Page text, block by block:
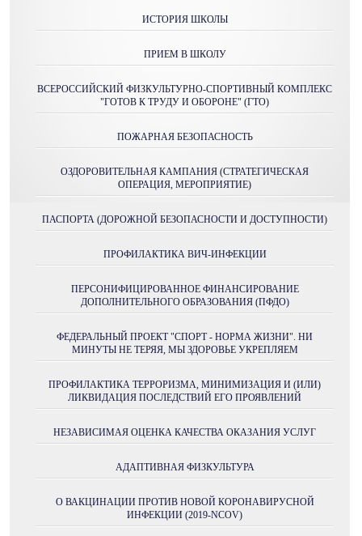
ИСТОРИЯ ШКОЛЫ
ПРИЕМ В ШКОЛУ
ВСЕРОССИЙСКИЙ ФИЗКУЛЬТУРНО-СПОРТИВНЫЙ КОМПЛЕКС
"ГОТОВ К ТРУДУ И ОБОРОНЕ" (ГТО)
ПОЖАРНАЯ БЕЗОПАСНОСТЬ
ОЗДОРОВИТЕЛЬНАЯ КАМПАНИЯ (СТРАТЕГИЧЕСКАЯ
ОПЕРАЦИЯ, МЕРОПРИЯТИЕ)
ПАСПОРТА (ДОРОЖНОЙ БЕЗОПАСНОСТИ И ДОСТУПНОСТИ)
ПРОФИЛАКТИКА ВИЧ-ИНФЕКЦИИ
ПЕРСОНИФИЦИРОВАННОЕ ФИНАНСИРОВАНИЕ
ДОПОЛНИТЕЛЬНОГО ОБРАЗОВАНИЯ (ПФДО)
ФЕДЕРАЛЬНЫЙ ПРОЕКТ "СПОРТ - НОРМА ЖИЗНИ". НИ
МИНУТЫ НЕ ТЕРЯЯ, МЫ ЗДОРОВЬЕ УКРЕПЛЯЕМ
ПРОФИЛАКТИКА ТЕРРОРИЗМА, МИНИМИЗАЦИЯ И (ИЛИ)
ЛИКВИДАЦИЯ ПОСЛЕДСТВИЙ ЕГО ПРОЯВЛЕНИЙ
НЕЗАВИСИМАЯ ОЦЕНКА КАЧЕСТВА ОКАЗАНИЯ УСЛУГ
АДАПТИВНАЯ ФИЗКУЛЬТУРА
О ВАКЦИНАЦИИ ПРОТИВ НОВОЙ КОРОНАВИРУСНОЙ
ИНФЕКЦИИ (2019-NCOV)